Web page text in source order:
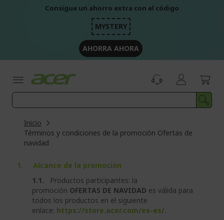
Consigue un ahorro extra con el código
MYSTERY
AHORRA AHORA
Inicio
Términos y condiciones de la promoción Ofertas de
navidad
1. Alcance de la promoción
1.1.
Productos participantes: la
promoción OFERTAS DE NAVIDAD es válida para
todos los productos en el siguiente
enlace: https://store.acer.com/es-es/.